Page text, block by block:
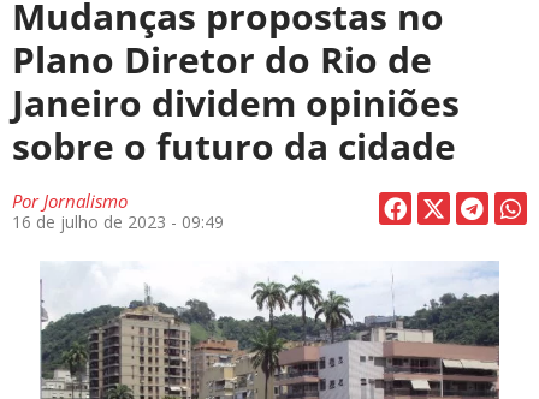
Mudanças propostas no
Plano Diretor do Rio de
Janeiro dividem opiniões
sobre o futuro da cidade
PorJornalismo
16 de julho de 2023 - 09:49